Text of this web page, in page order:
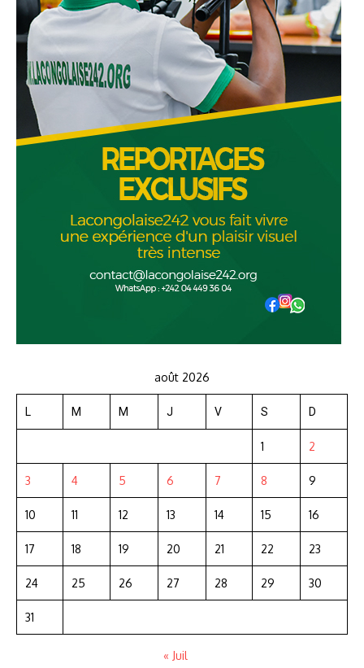
août 2026
L M M J V S D
1 2
3 4 5 6 7 8 9
10 11 12 13 14 15 16
17 18 19 20 21 22 23
24 25 26 27 28 29 30
31
« Juil